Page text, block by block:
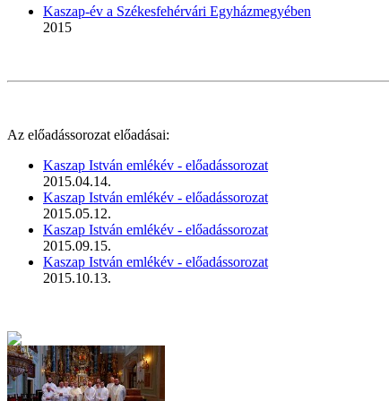
Kaszap-év a Székesfehérvári Egyházmegyében
2015
Az előadássorozat előadásai:
Kaszap István emlékév - előadássorozat
2015.04.14.
Kaszap István emlékév - előadássorozat
2015.05.12.
Kaszap István emlékév - előadássorozat
2015.09.15.
Kaszap István emlékév - előadássorozat
2015.10.13.